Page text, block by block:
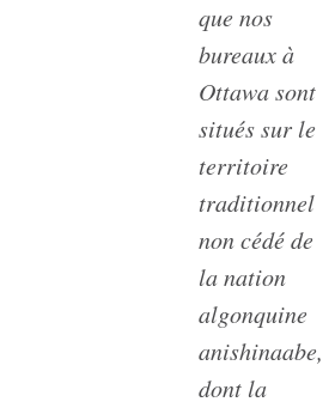
que nos
bureaux à
Ottawa sont
situés sur le
territoire
traditionnel
non cédé de
la nation
algonquine
anishinaabe,
dont la